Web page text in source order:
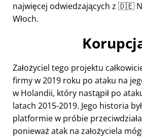
najwięcej odwiedzających z 🇩🇪
Włoch.
Założyciel tego projektu
firmy w 2019 roku po ataku na
w Holandii, który nastąpił po
latach 2015-2019. Jego historia
platformie w próbie
ponieważ atak na założyciela